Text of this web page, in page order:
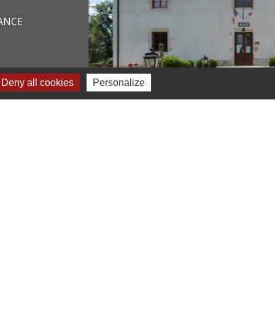
Deny all cookies Personalize